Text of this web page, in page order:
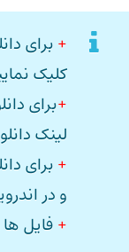
+ برای
کلیک
+برای
لینک
+ برای
و در
+ فایل ها